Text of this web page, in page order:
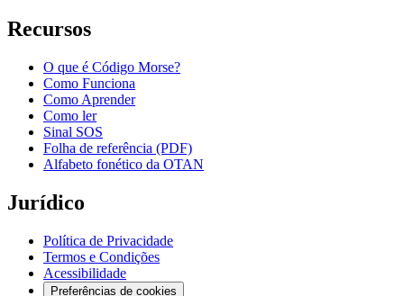
Recursos
O que é Código Morse?
Como Funciona
Como Aprender
Como ler
Sinal SOS
Folha de referência (PDF)
Alfabeto fonético da OTAN
Jurídico
Política de Privacidade
Termos e Condições
Acessibilidade
Preferências de cookies